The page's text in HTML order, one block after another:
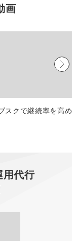
画
スクで継続率を高
用代行